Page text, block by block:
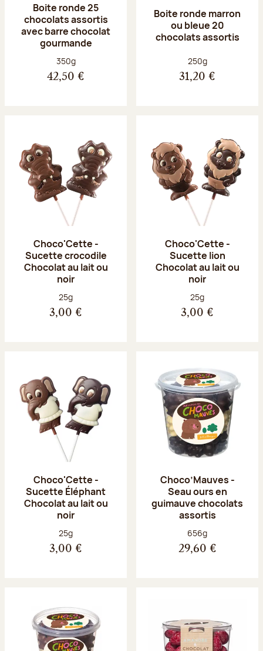
Boite ronde 25
chocolats assortis
avec barre chocolat
gourmande
Poids net :
350g
42,50 €
Boite ronde marron
ou bleue 20
chocolats assortis
Poids net :
250g
31,20 €
Choco'Cette -
Sucette crocodile
Chocolat au lait ou
noir
Poids net :
25g
3,00 €
Choco'Cette -
Sucette lion
Chocolat au lait ou
noir
Poids net :
25g
3,00 €
Choco'Cette -
Sucette Éléphant
Chocolat au lait ou
noir
Poids net :
25g
3,00 €
Choco’Mauves -
Seau ours en
guimauve chocolats
assortis
Poids net :
656g
29,60 €